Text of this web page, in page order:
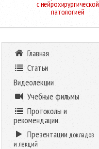
с нейрохирургической
патологией
Главная
Статьи
Видеолекции
Учебные фильмы
Протоколы и
рекомендации
Презентации докладов
и лекций